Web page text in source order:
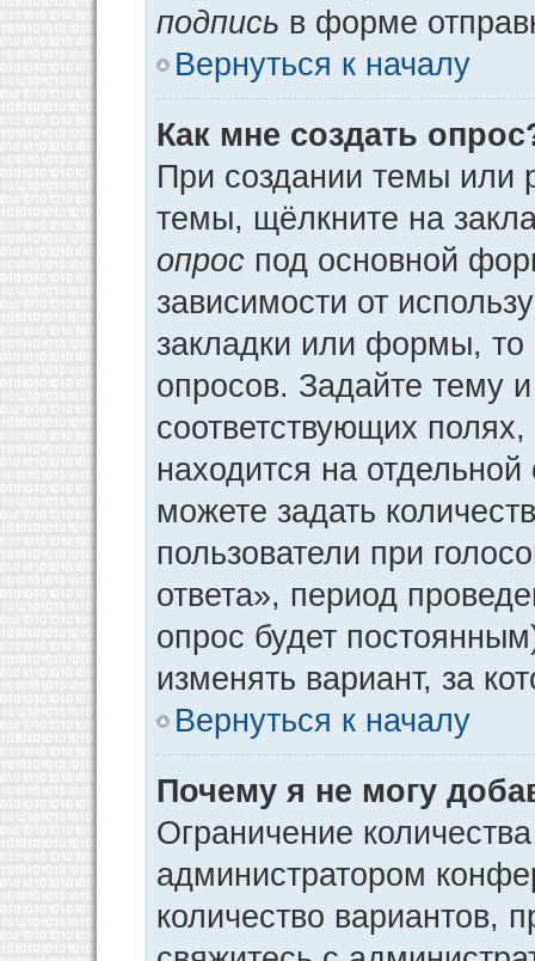
подпись в форме
Вернуться к началу
Как мне создать
При создании темы или
темы, щёлкните на
опрос под основной
зависимости от
закладки или формы, то
опросов. Задайте тему
соответствующих
находится на
можете задать
пользователи при
ответа», период
опрос будет
изменять вариант, за
Вернуться к началу
Почему я не могу
Ограничение
администратором
количество вариантов,